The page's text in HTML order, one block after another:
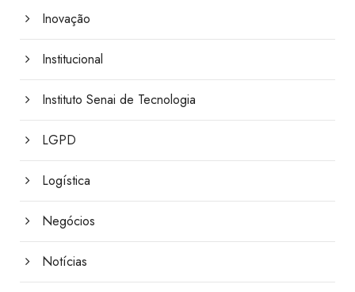
Inovação
Institucional
Instituto Senai de Tecnologia
LGPD
Logística
Negócios
Notícias